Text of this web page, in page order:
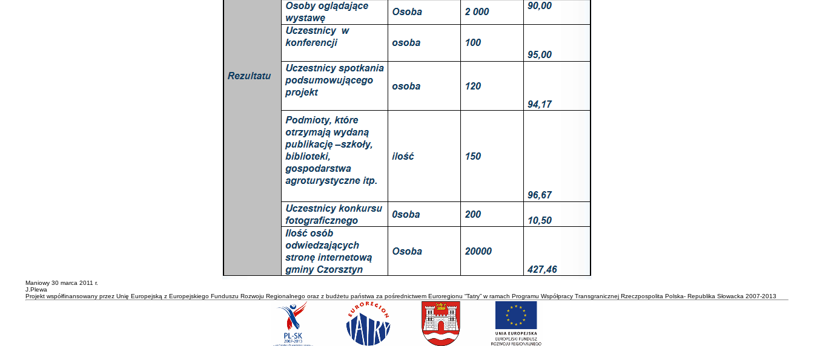
Maniowy 30 marca 2011 r.
J.Plewa
Projekt współfinansowany przez Unię Europejską z Europejskiego Funduszu Rozwoju Regionalnego oraz z budżetu państwa za pośrednictwem Euroregionu “Tatry” w ramach Programu Współpracy Transgranicznej Rzeczpospolita Polska- Republika Słowacka 2007-2013